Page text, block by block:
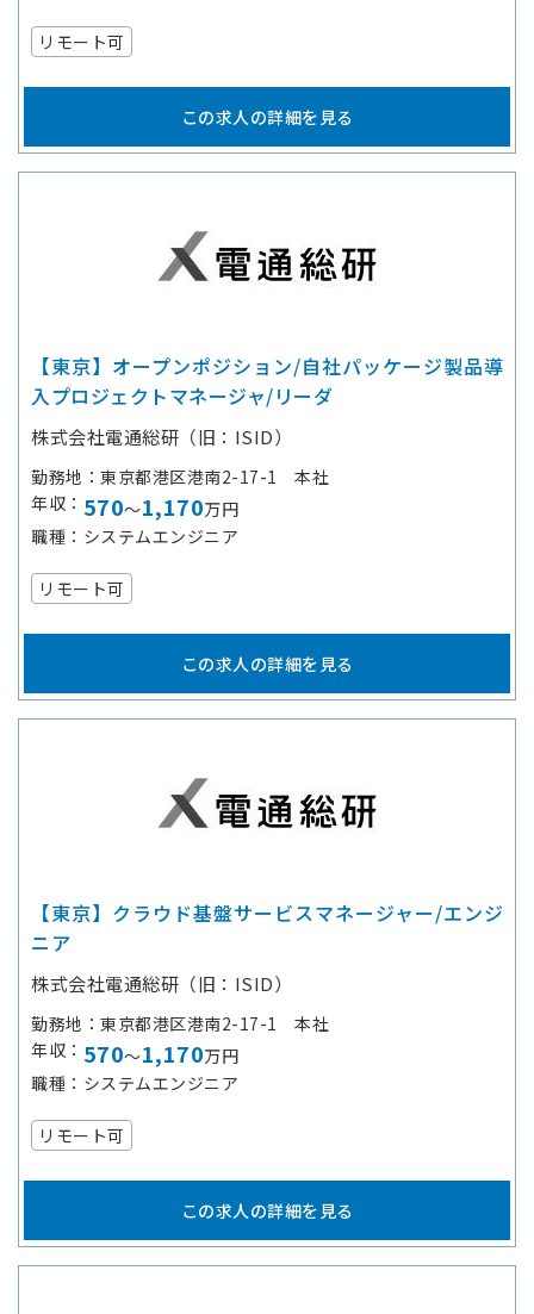
リモート可
この求人の詳細を見る
【東京】オープンポジション/自社パッケージ製品導
入プロジェクトマネージャ/リーダ
株式会社電通総研（旧：ISID）
勤務地
東京都港区港南2-17-1 本社
年収
570～1,170万円
職種
システムエンジニア
リモート可
この求人の詳細を見る
【東京】クラウド基盤サービスマネージャー/エンジ
ニア
株式会社電通総研（旧：ISID）
勤務地
東京都港区港南2-17-1 本社
年収
570～1,170万円
職種
システムエンジニア
リモート可
この求人の詳細を見る